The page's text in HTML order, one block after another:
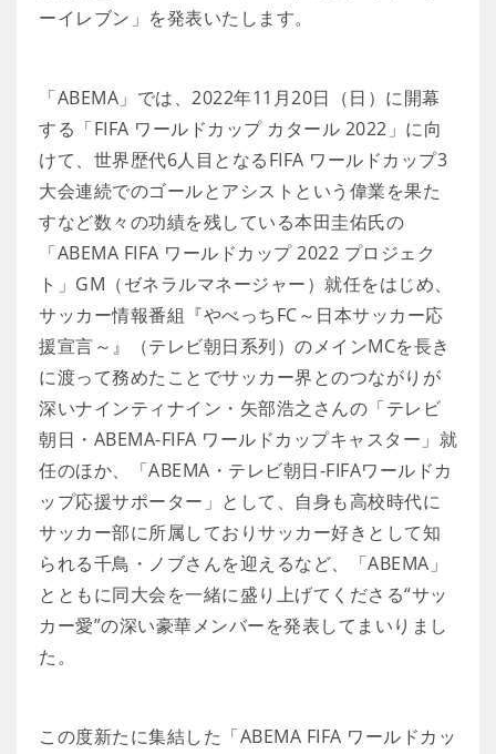
ーイレブン」を発表いたします。
「ABEMA」では、2022年11月20日（日）に開幕
する「FIFA ワールドカップ カタール 2022」に向
けて、世界歴代6人目となるFIFA ワールドカップ3
大会連続でのゴールとアシストという偉業を果た
すなど数々の功績を残している本田圭佑氏の
「ABEMA FIFA ワールドカップ 2022 プロジェク
ト」GM（ゼネラルマネージャー）就任をはじめ、
サッカー情報番組『やべっちFC～日本サッカー応
援宣言～』（テレビ朝日系列）のメインMCを長き
に渡って務めたことでサッカー界とのつながりが
深いナインティナイン・矢部浩之さんの「テレビ
朝日・ABEMA-FIFA ワールドカップキャスター」就
任のほか、「ABEMA・テレビ朝日-FIFAワールドカ
ップ応援サポーター」として、自身も高校時代に
サッカー部に所属しておりサッカー好きとして知
られる千鳥・ノブさんを迎えるなど、「ABEMA」
とともに同大会を一緒に盛り上げてくださる“サッ
カー愛”の深い豪華メンバーを発表してまいりまし
た。
この度新たに集結した「ABEMA FIFA ワールドカッ